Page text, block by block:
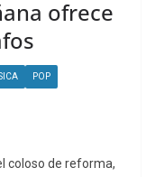
ofrece
POP
coloso de reforma,